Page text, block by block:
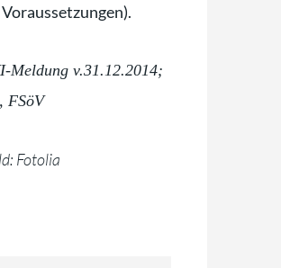
Meldung v.31.12.2014;
FSöV
Fotolia